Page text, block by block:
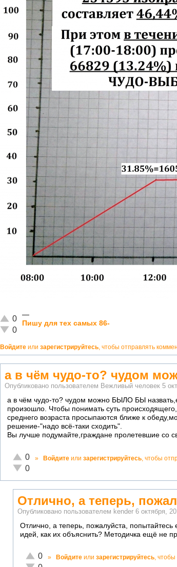
Отлично!
0
Неадекватно!
0
—
Пишу для тех самых 86-
Войдите или зарегистрируйтесь, чтобы отправлять
а в чём чудо-то? чудом
Опубликовано пользователем Вежливый человек 5
а в чём чудо-то? чудом можно БЫЛО БЫ
произошло. Чтобы понимать суть
среднего возраста просыпаются ближе к
решение-"надо всё-таки сходить".
Вы лучше подумайте,граждане пролетевшие со
Отлично!
0
Неадекватно!
0
» Войдите или зарегистрируйтесь , чтобы
Отлично, а теперь,
Опубликовано пользователем kender 6 октября,
Отлично, а теперь, пожалуйста,
идей, как их объяснить? Методичка ещё не
Отлично!
0 » Войдите или зарегистрируйтесь, чтобы